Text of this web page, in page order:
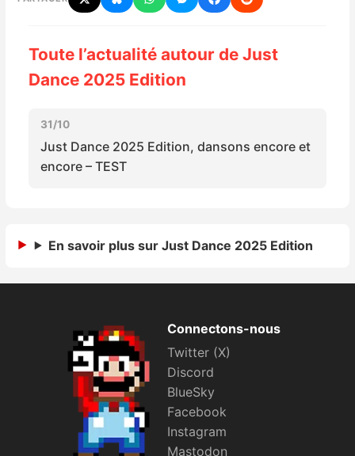
Tests d’accessoires
Autres tests
Previews
Précommandes
Précommandes jeux Switch 2
Toute l’actualité autour de Just
Dance 2025 Edition
31/10
Just Dance 2025 Edition, dansons encore et
encore – TEST
En savoir plus sur Just Dance 2025 Edition
Connectons-nous
Twitter (X)
Discord
BlueSky
Facebook
Instagram
Mastodon